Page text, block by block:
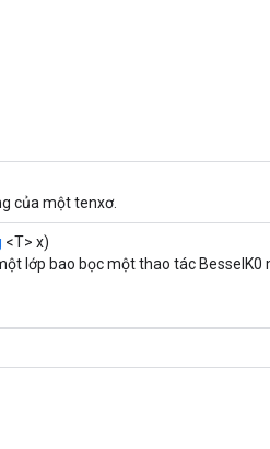
của một tenxơ.
<T> x)
lớp bao bọc một thao tác BesselK0